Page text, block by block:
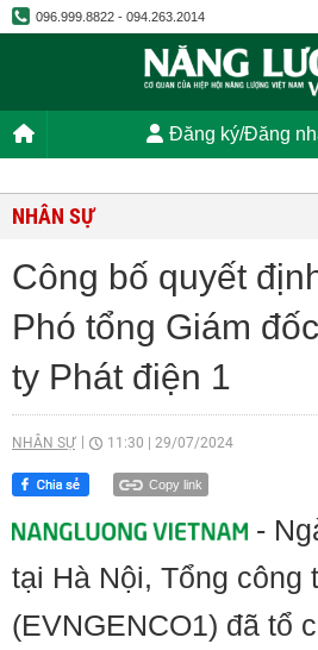
096.999.8822 - 094.263.2014
Đăng ký/Đăng
NHÂN SỰ
Công bố quyết
Phó tổng Giám
ty Phát điện 1
NHÂN SỰ 11:30 29/07/2024
Copy link
-
tại Hà Nội, Tổng công
(EVNGENCO1) đã tổ